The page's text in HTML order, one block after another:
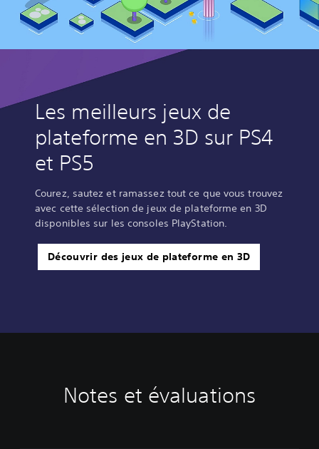
Les meilleurs jeux de
plateforme en 3D sur PS4
et PS5
Courez, sautez et ramassez tout ce que vous trouvez
avec cette sélection de jeux de plateforme en 3D
disponibles sur les consoles PlayStation.
Découvrir des jeux de plateforme en 3D
Notes et évaluations